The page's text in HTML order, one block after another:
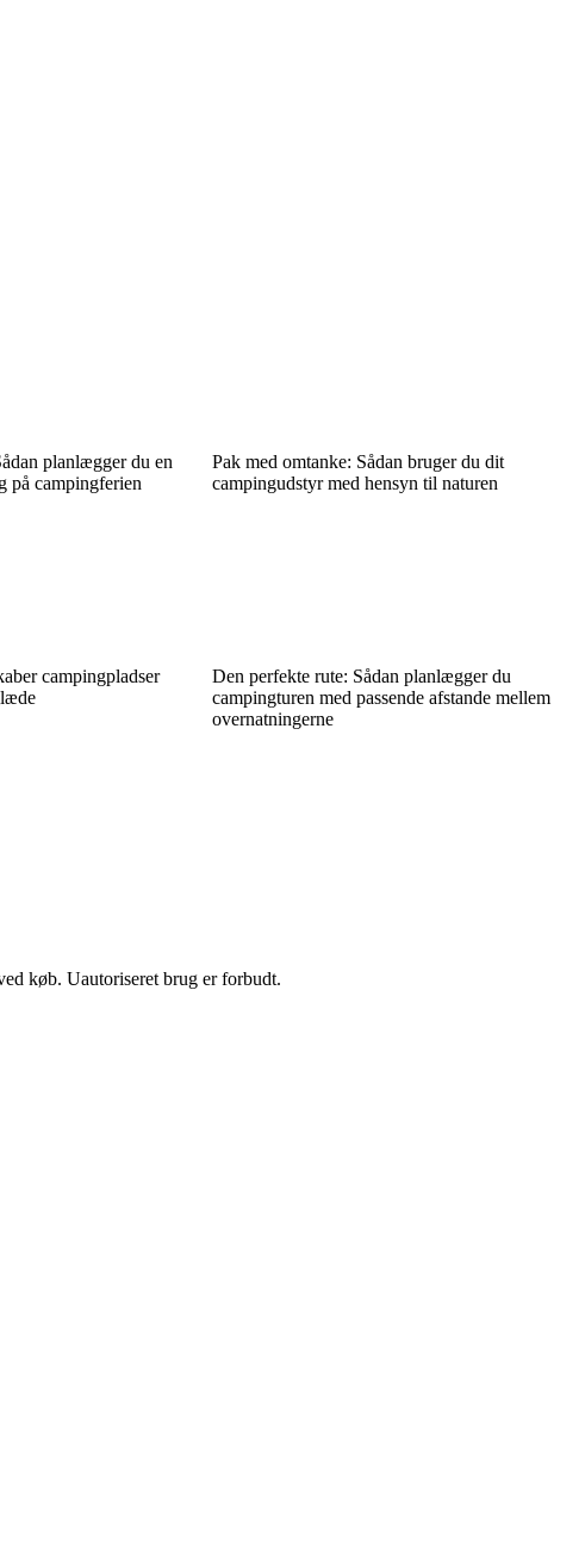
planlægger du en
på campingferien
Pak med omtanke: Sådan bruger du dit
campingudstyr med hensyn til naturen
campingpladser
Den perfekte rute: Sådan planlægger du
campingturen med passende afstande mellem
overnatningerne
køb. Uautoriseret brug er forbudt.